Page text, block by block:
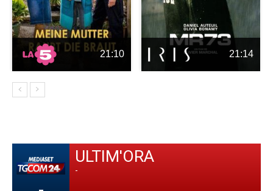
21:10 21:14
ULTIM'ORA
-